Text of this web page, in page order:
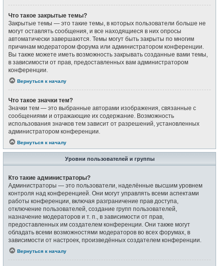
Что такое закрытые темы?
Закрытые темы — это такие темы, в которых пользователи больше не
могут оставлять сообщения, и все находящиеся в них опросы
автоматически завершаются. Темы могут быть закрыты по многим
причинам модератором форума или администратором конференции.
Вы также можете иметь возможность закрывать созданные вами темы,
в зависимости от прав, предоставленных вам администратором
конференции.
Вернуться к началу
Что такое значки тем?
Значки тем — это выбранные авторами изображения, связанные с
сообщениями и отражающие их содержание. Возможность
использования значков тем зависит от разрешений, установленных
администратором конференции.
Вернуться к началу
Уровни пользователей и группы
Кто такие администраторы?
Администраторы — это пользователи, наделённые высшим уровнем
контроля над конференцией. Они могут управлять всеми аспектами
работы конференции, включая разграничение прав доступа,
отключение пользователей, создание групп пользователей,
назначение модераторов и т. п., в зависимости от прав,
предоставленных им создателем конференции. Они также могут
обладать всеми возможностями модераторов во всех форумах, в
зависимости от настроек, произведённых создателем конференции.
Вернуться к началу